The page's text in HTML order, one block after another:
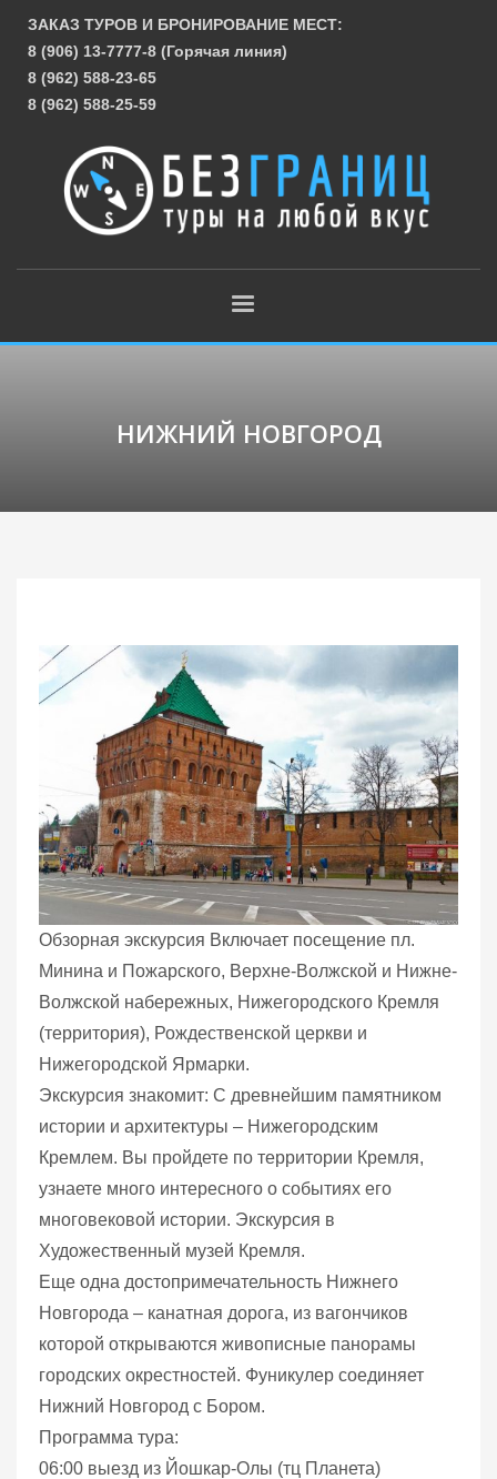
ЗАКАЗ ТУРОВ И БРОНИРОВАНИЕ МЕСТ:
8 (906) 13-7777-8 (Горячая линия)
8 (962) 588-23-65
8 (962) 588-25-59
НИЖНИЙ НОВГОРОД
Обзорная экскурсия Включает посещение пл.
Минина и Пожарского, Верхне-Волжской и Нижне-
Волжской набережных, Нижегородского Кремля
(территория), Рождественской церкви и
Нижегородской Ярмарки.
Экскурсия знакомит: С древнейшим памятником
истории и архитектуры – Нижегородским
Кремлем. Вы пройдете по территории Кремля,
узнаете много интересного о событиях его
многовековой истории. Экскурсия в
Художественный музей Кремля.
Еще одна достопримечательность Нижнего
Новгорода – канатная дорога, из вагончиков
которой открываются живописные панорамы
городских окрестностей. Фуникулер соединяет
Нижний Новгород с Бором.
Программа тура:
06:00 выезд из Йошкар-Олы (тц Планета)